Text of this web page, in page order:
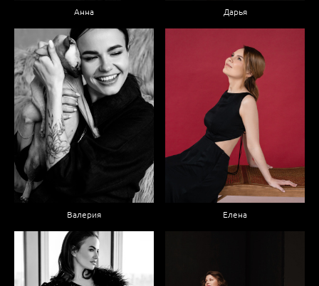
Анна Дарья
Валерия Елена